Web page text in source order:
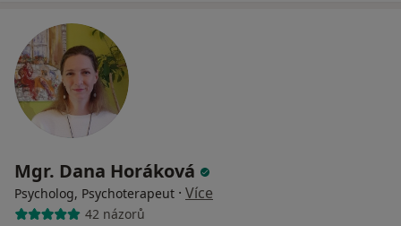
Mgr. Dana Horáková
Psycholog, Psychoterapeut · Více
42 názorů